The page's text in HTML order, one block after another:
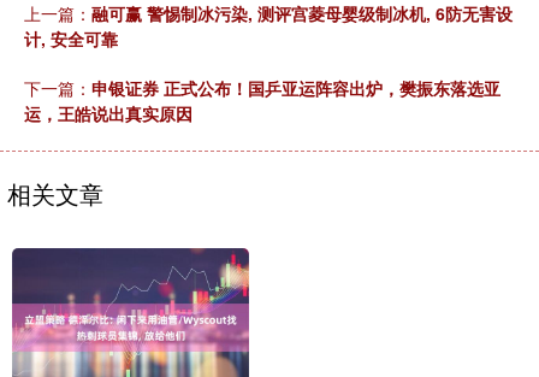
上一篇： 融可赢 警惕制冰污染, 测评宫菱母婴级制冰机, 6防无害设
计, 安全可靠
下一篇： 申银证券 正式公布！国乒亚运阵容出炉，樊振东落选亚
运，王皓说出真实原因
相关文章